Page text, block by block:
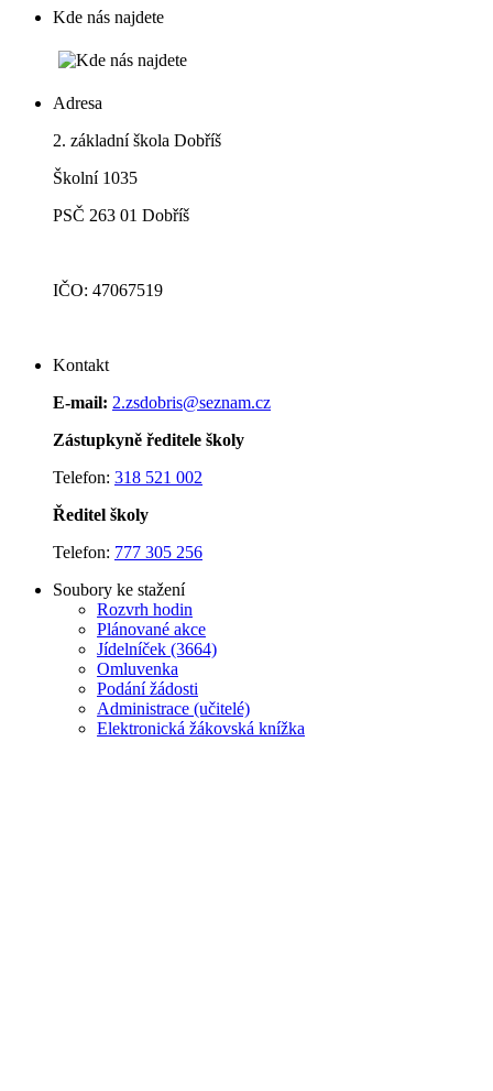
Kde nás najdete
Adresa
2. základní škola Dobříš
Školní 1035
PSČ 263 01 Dobříš
IČO: 47067519
Kontakt
E-mail: 2.zsdobris@seznam.cz
Zástupkyně ředitele školy
Telefon: 318 521 002
Ředitel školy
Telefon: 777 305 256
Soubory ke stažení
Rozvrh hodin
Plánované akce
Jídelníček (3664)
Omluvenka
Podání žádosti
Administrace (učitelé)
Elektronická žákovská knížka